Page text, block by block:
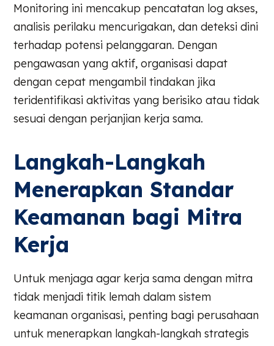
Monitoring ini mencakup pencatatan log akses,
analisis perilaku mencurigakan, dan deteksi dini
terhadap potensi pelanggaran. Dengan
pengawasan yang aktif, organisasi dapat
dengan cepat mengambil tindakan jika
teridentifikasi aktivitas yang berisiko atau tidak
sesuai dengan perjanjian kerja sama.
Langkah-Langkah
Menerapkan Standar
Keamanan bagi Mitra
Kerja
Untuk menjaga agar kerja sama dengan mitra
tidak menjadi titik lemah dalam sistem
keamanan organisasi, penting bagi perusahaan
untuk menerapkan langkah-langkah strategis